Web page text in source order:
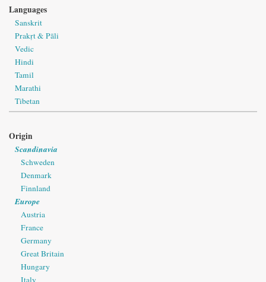
Languages
Sanskrit
Prakṛt & Pāli
Vedic
Hindi
Tamil
Marathi
Tibetan
Origin
Scandinavia
Schweden
Denmark
Finnland
Europe
Austria
France
Germany
Great Britain
Hungary
Italy